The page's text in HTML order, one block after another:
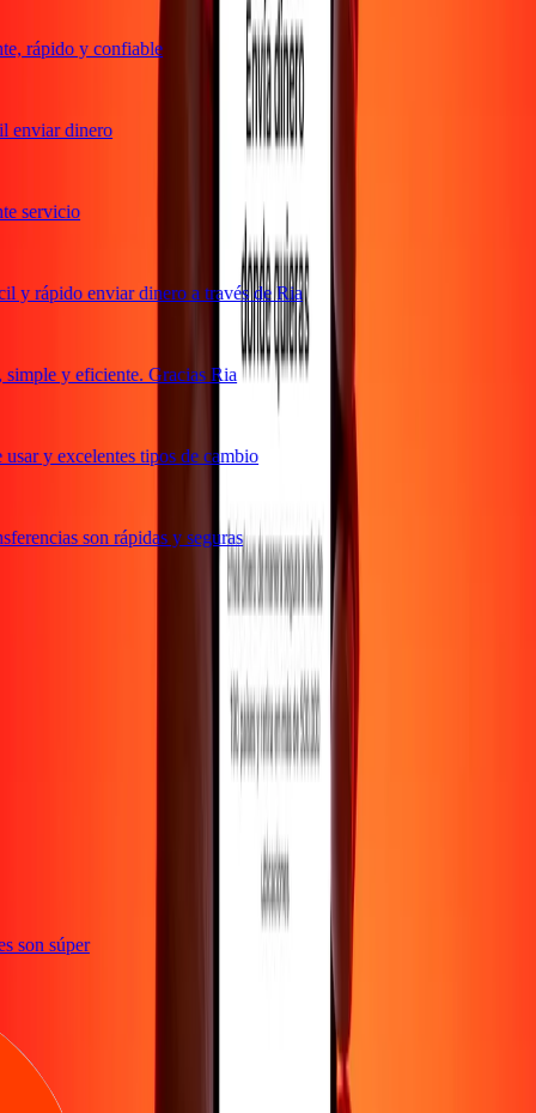
rápido y confiable
dinero
servicio
rápido enviar dinero a través de Ria
y eficiente. Gracias Ria
y excelentes tipos de cambio
son rápidas y seguras
son súper